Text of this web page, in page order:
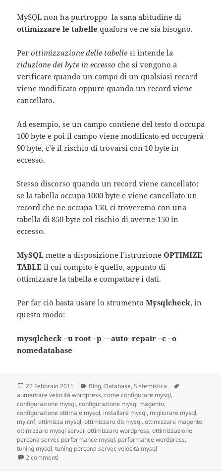
MySQL non ha purtroppo la sana abitudine di
ottimizzare le tabellequalora ve ne sia bisogno.
Perottimizzazione delle tabelle si intende la
riduzione dei byte in eccesso che si vengono a
verificare quando un campo di un qualsiasi record
viene modificato oppure quando un record viene
cancellato.
Ad esempio, se un campo contiene del testo d occupa
100 byte e poi il campo viene modificato ed occuperà
90 byte, c’è il rischio di trovarsi con 10 byte in
eccesso.
Stesso discorso quando un record viene cancellato:
se la tabella occupa 1000 byte e viene cancellato un
record che ne occupa 150, ci troveremo con una
tabella di 850 byte col rischio di averne 150 in
eccesso.
MySQL mette a disposizione l’istruzioneOPTIMIZE
TABLE il cui compito è quello, appunto di
ottimizzare la tabella e compattare i dati.
Per far ciò basta usare lo strumentoMysqlcheck, in
questo modo:
mysqlcheck –u root –p —auto–repair –c –o
nomedatabase
Scritto
il
22 Febbraio 2015 Categorie
Blog, Database,Sistemistica
aumentare velocità wordpress,come configurare mysql,
configurazione mysql,configurazione mysql magento,
configurazione ottimale mysql, installare mysql, migliorare mysql,
my.cnf,ottimizza mysql,ottimizzare db mysql,ottimizzare magento,
ottimizzare mysql server,ottimizzare wordpress,ottimizzazione
percona server, performance mysql, performance wordpress,
tuning mysql,tuning percona server,velocità mysql
2 commenti